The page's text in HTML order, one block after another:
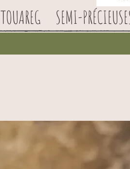
TOUAREG SEMI-